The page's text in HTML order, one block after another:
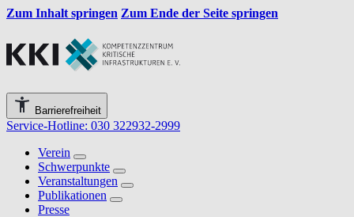
Zum Inhalt springen Zum Ende der Seite springen
Barrierefreiheit
Service-Hotline: 030 322932-2999
Verein
Schwerpunkte
Veranstaltungen
Publikationen
Presse